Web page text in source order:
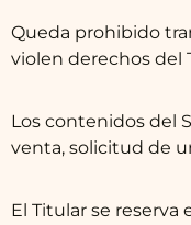
Queda prohibido
violen derechos del
Los contenidos del
venta, solicitud de
El Titular se